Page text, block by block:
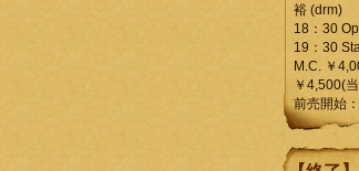
裕 (drm)
18：30
19：30
M.C. ￥
￥4,500(
前売開始